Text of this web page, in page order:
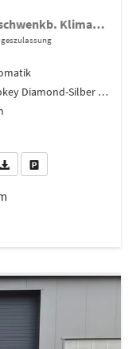
1.0 TSI 115PS DSG Selection AHK schwenkb. Klimaautomatik Sitzheizung PDC Rückf.Kamera Apple CarPlay Android Auto
Smokey Diamond-Silber Metallic
Sie an
PDF-Datei, Fahrzeugexposé